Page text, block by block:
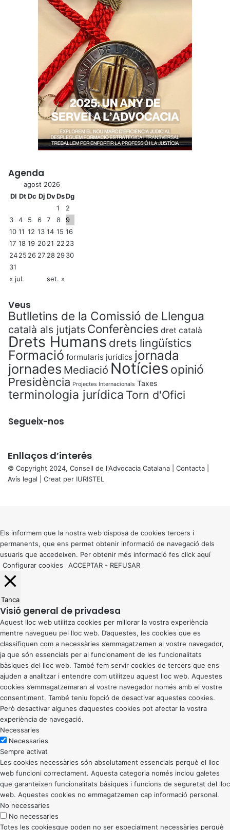
Agenda
agost 2026
Dl DtDc Dj DvDsDg
1
2
3
4 5 6 7 8
9
10 11 12 13 14 15 16
17 18 19 2021 22 23
2425 26 27 28 2930
31
« jul.
set. »
Veus
Butlletins de la Comissió de Llengua
català als jutjats Conferències dret català
Drets Humans drets lingüístics
Formació formularis jurídics jornada
jornades Mediació Notícies opinió
Presidència Projectes Internacionals Taxes
terminologia jurídica Torn d'Ofici
Segueix-nos
Enllaços d’interés
© Copyright 2024, Consell de l'Advocacia Catalana | Contacta
Avís legal | Creat per IURISTEL
button
Els informem que la nostra web disposa de cookies tercers i
permanents, que ens permet obtenir informació de navegació dels
usuaris que accedeixen. Per obtenir més informació fes click aquí
Configurar cookies
ACCEPTAR - REFUSAR
Tanca
Visió general de privadesa
Aquest lloc web utilitza cookies per millorar la vostra experiència
mentre navegueu pel lloc web. D’aquestes, les cookies que es
classifiquen com a necessàries s’emmagatzemen al vostre navegador,
ja que són essencials per al funcionament de les funcionalitats
bàsiques del lloc web. També fem servir cookies de tercers que ens
ajuden a analitzar i entendre com utilitzeu aquest lloc web. Aquestes
cookies s’emmagatzemaran al vostre navegador només amb el vostre
consentiment. També teniu l’opció de desactivar aquestes cookies.
Però desactivar algunes d’aquestes cookies pot afectar la vostra
experiència de navegació.
Necessaries
Necessaries
Sempre activat
Les cookies necessàries són absolutament essencials perquè el lloc
web funcioni correctament. Aquesta categoria només inclou galetes
que garanteixen funcionalitats bàsiques i funcions de seguretat del lloc
web. Aquestes cookies no emmagatzemen cap informació personal.
No necessaries
No necessaries
Totes les cookiesque poden no ser especialment necessàries perquè